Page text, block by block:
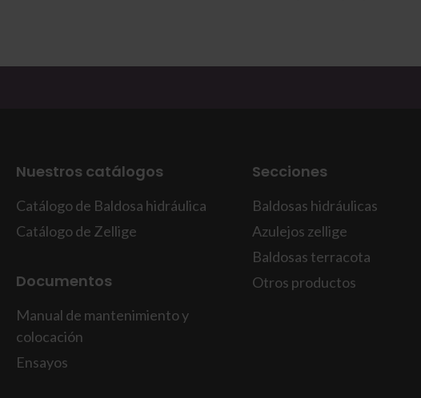
Nuestros catálogos
Catálogo de Baldosa hidráulica
Catálogo de Zellige
Documentos
Manual de mantenimiento y
colocación
Ensayos
Secciones
Baldosas hidráulicas
Azulejos zellige
Baldosas terracota
Otros productos